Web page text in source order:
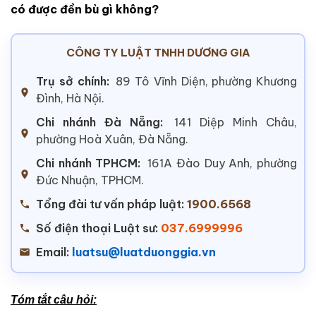
có được đền bù gì không?
CÔNG TY LUẬT TNHH DƯƠNG GIA
Trụ sở chính: 89 Tô Vĩnh Diện, phường Khương
Đình, Hà Nội.
Chi nhánh Đà Nẵng:
141 Diệp Minh Châu,
phường Hoà Xuân, Đà Nẵng.
Chi nhánh TPHCM: 161A Đào Duy Anh, phường
Đức Nhuận, TPHCM.
Tổng đài tư vấn pháp luật: 1900.6568
Số điện thoại Luật sư: 037.6999996
Email: luatsu@luatduonggia.vn
Tóm tắt câu hỏi: